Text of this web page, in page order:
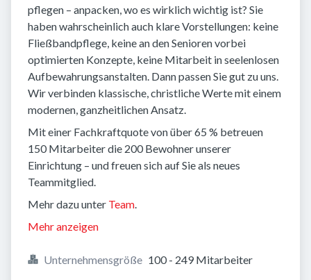
pflegen – anpacken, wo es wirklich wichtig ist? Sie
haben wahrscheinlich auch klare Vorstellungen: keine
Fließbandpflege, keine an den Senioren vorbei
optimierten Konzepte, keine Mitarbeit in seelenlosen
Aufbewahrungsanstalten. Dann passen Sie gut zu uns.
Wir verbinden klassische, christliche Werte mit einem
modernen, ganzheitlichen Ansatz.
Mit einer Fachkraftquote von über 65 % betreuen
150 Mitarbeiter die 200 Bewohner unserer
Einrichtung – und freuen sich auf Sie als neues
Teammitglied.
Mehr dazu unter Team.
Mehr anzeigen
Unternehmensgröße 100 - 249 Mitarbeiter